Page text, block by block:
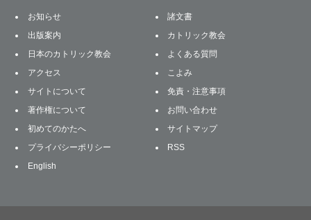
お知らせ
諸文書
出版案内
カトリック教会
日本のカトリック教会
よくある質問
アクセス
こよみ
サイトについて
免責・注意事項
著作権について
お問い合わせ
初めてのかたへ
サイトマップ
プライバシーポリシー
RSS
English